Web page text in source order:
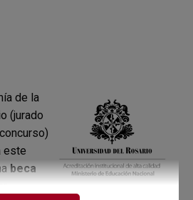
de la
(jurado
este
beca